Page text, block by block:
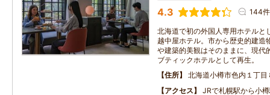
4.3 144件
北海道で初の外国人専用ホテルと
越中屋ホテル。市から歴史的建造
や建築的美観はそのままに、現代
ブティックホテルとして再生。
住所
北海道小樽市色内１丁目
アクセス
JRで札幌駅から